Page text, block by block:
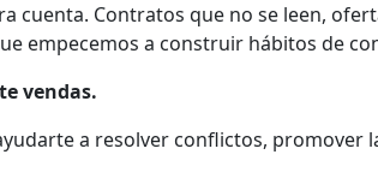
cuenta. Contratos que no se leen,
empecemos a construir hábitos de
vendas.
a resolver conflictos,